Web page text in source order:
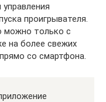
проигрывателя.
можно только с
на более свежих
со смартфона.